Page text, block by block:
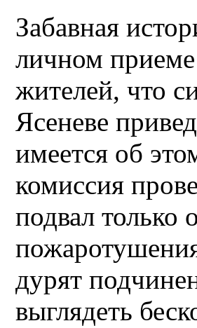
Забавная
личном
жителей, что
Ясеневе
имеется об
комиссия
подвал только
дурят
выглядеть